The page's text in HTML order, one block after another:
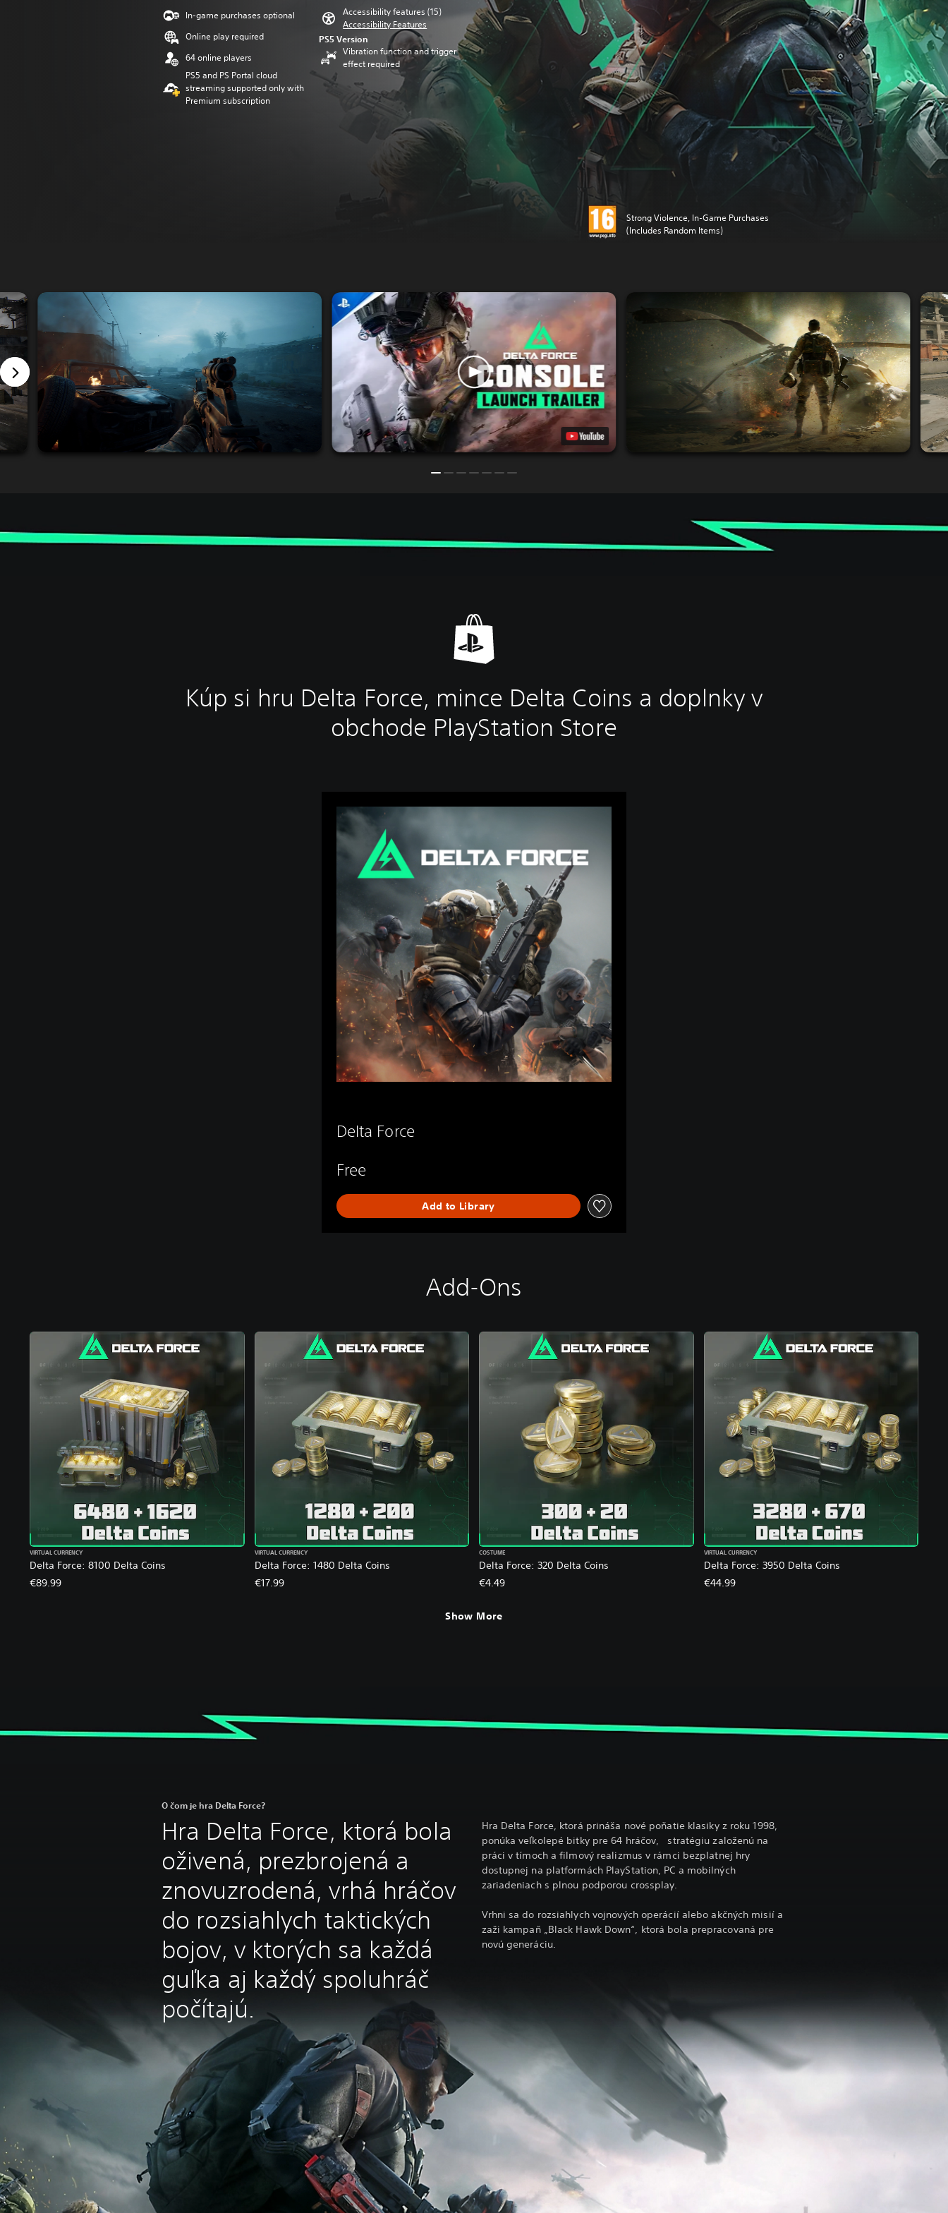
In-game purchases optional
Online play required
64 online players
PS5 and PS Portal cloud
streaming supported only with
Premium subscription
Accessibility features (15)
Accessibility Features
PS5 Version
Vibration function and trigger
effect required
Strong Violence, In-Game Purchases
(Includes Random Items)
Kúp si hru Delta Force, mince Delta Coins a doplnky v
obchode PlayStation Store
Delta Force
Free
Add to Library
Add-Ons
Delta Force: 8100 Delta Coins
VIRTUAL CURRENCY
€89.99
Delta Force: 1480 Delta Coins
VIRTUAL CURRENCY
€17.99
Delta Force: 320 Delta Coins
COSTUME
€4.49
Delta Force: 3950 Delta Coins
VIRTUAL CURRENCY
€44.99
Show More
O čom je hra Delta Force?
Hra Delta Force, ktorá bola
oživená, prezbrojená a
znovuzrodená, vrhá hráčov
do rozsiahlych taktických
bojov, v ktorých sa každá
guľka aj každý spoluhráč
počítajú.
Hra Delta Force, ktorá prináša nové poňatie klasiky z roku 1998,
ponúka veľkolepé bitky pre 64 hráčov, stratégiu založenú na
práci v tímoch a filmový realizmus v rámci bezplatnej hry
dostupnej na platformách PlayStation, PC a mobilných
zariadeniach s plnou podporou crossplay.
Vrhni sa do rozsiahlych vojnových operácií alebo akčných misií a
zaži kampaň „Black Hawk Down“, ktorá bola prepracovaná pre
novú generáciu.